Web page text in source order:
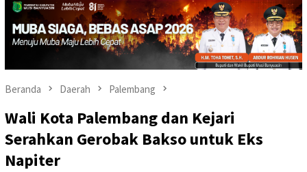
Beranda Daerah Palembang
Wali Kota Palembang dan Kejari
Serahkan Gerobak Bakso untuk Eks
Napiter